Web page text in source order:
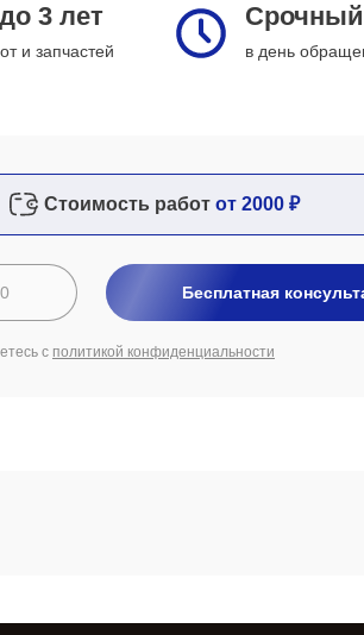
3 лет
и запчастей в день
Стоимость работ от 2000 ₽
Бесплатная
с политикой конфиденциальности